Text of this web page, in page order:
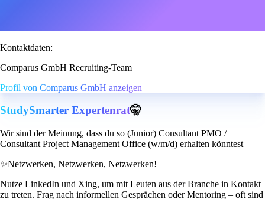
Kontaktdaten:
Comparus GmbH Recruiting-Team
Profil von Comparus GmbH anzeigen
StudySmarter Expertenrat🤫
Wir sind der Meinung, dass du so (Junior) Consultant PMO /
Consultant Project Management Office (w/m/d) erhalten könntest
✨Netzwerken, Netzwerken, Netzwerken!
Nutze LinkedIn und Xing, um mit Leuten aus der Branche in Kontakt
zu treten. Frag nach informellen Gesprächen oder Mentoring – oft sind